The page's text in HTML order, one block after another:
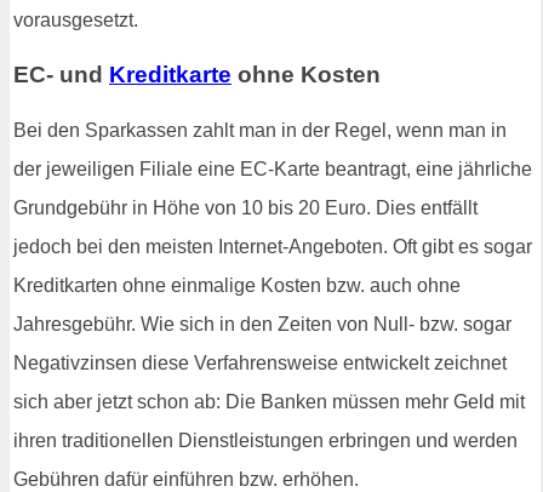
vorausgesetzt.
EC- und Kreditkarte ohne Kosten
Bei den Sparkassen zahlt man in der Regel, wenn man in
der jeweiligen Filiale eine EC-Karte beantragt, eine jährliche
Grundgebühr in Höhe von 10 bis 20 Euro. Dies entfällt
jedoch bei den meisten Internet-Angeboten. Oft gibt es sogar
Kreditkarten ohne einmalige Kosten bzw. auch ohne
Jahresgebühr. Wie sich in den Zeiten von Null- bzw. sogar
Negativzinsen diese Verfahrensweise entwickelt zeichnet
sich aber jetzt schon ab: Die Banken müssen mehr Geld mit
ihren traditionellen Dienstleistungen erbringen und werden
Gebühren dafür einführen bzw. erhöhen.